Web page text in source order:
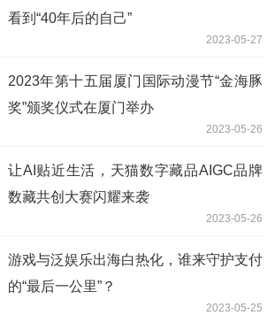
看到“40年后的自己”
2023-05-27
2023年第十五届厦门国际动漫节“金海豚
奖”颁奖仪式在厦门举办
2023-05-26
让AI贴近生活，天猫数字藏品AIGC品牌
数藏共创大赛闪耀来袭
2023-05-26
游戏与泛娱乐出海白热化，谁来守护支付
的“最后一公里”？
2023-05-25